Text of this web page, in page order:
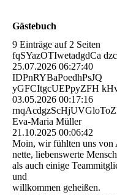
Gästebuch
9 Einträge auf 2 Seiten
fqSYazOTIwetadgdCa
25.07.2026 06:27:40
IDPnRYBaPoedhPsJQ
yGFCItgcUEPpyZFH
03.05.2026 00:17:16
Eva-Maria Müller
21.10.2025 00:06:42
Moin, wir fühlten uns von
nette, liebenswerte
als auch einige
und
willkommen geheißen.